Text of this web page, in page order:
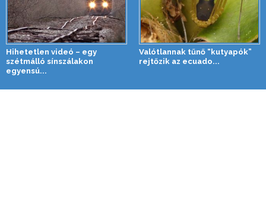
Hihetetlen videó – egy
szétmálló sínszálakon
egyensú...
Valótlannak tűnő “kutyapók”
rejtőzik az ecuado...